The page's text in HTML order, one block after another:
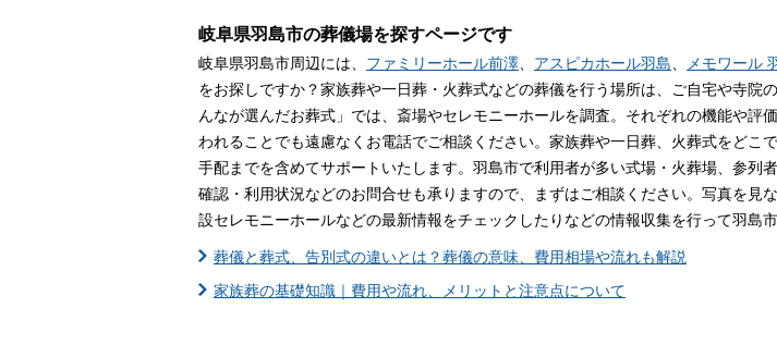
岐阜県羽島市の葬儀場を探すページです
岐阜県羽島市周辺には、 ファミリーホール前澤 アスピカホール羽島 メモワール
をお探しですか？家族葬や一日葬・火葬式などの葬儀を行う場所は、ご自宅や寺
んなが選んだお葬式」では、斎場やセレモニーホールを調査。それぞれの機能や
われることでも遠慮なくお電話でご相談ください。家族葬や一日葬、火葬式をど
手配までを含めてサポートいたします。羽島市で利用者が多い式場・火葬場、参
確認・利用状況などのお問合せも承りますので、まずはご相談ください。写真を
設セレモニーホールなどの最新情報をチェックしたりなどの情報収集を行って羽島
葬儀と葬式、告別式の違いとは？葬儀の意味、費用相場や流れも解説
家族葬の基礎知識｜費用や流れ、メリットと注意点について